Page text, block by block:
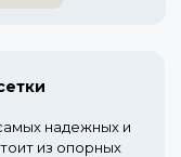
надежных и
из опорных